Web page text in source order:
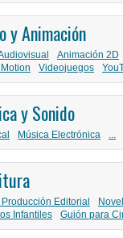
y Animación
Animación 2D
Videojuegos
y Sonido
Música Electrónica ...
Editorial
Infantiles
Guión para